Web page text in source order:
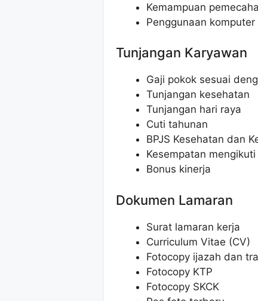
Kemampuan
Penggunaan
Tunjangan Karyawan
Gaji pokok sesuai
Tunjangan kesehatan
Tunjangan hari raya
Cuti tahunan
BPJS Kesehatan dan
Kesempatan
Bonus kinerja
Dokumen Lamaran
Surat lamaran kerja
Curriculum Vitae (CV)
Fotocopy ijazah dan
Fotocopy KTP
Fotocopy SKCK